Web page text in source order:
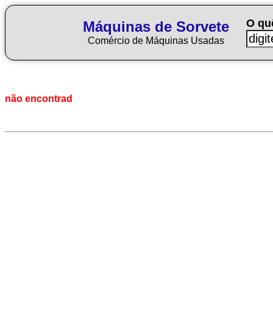
Máquinas de Sorvete
Comércio de Máquinas Usadas
O
não encontrad